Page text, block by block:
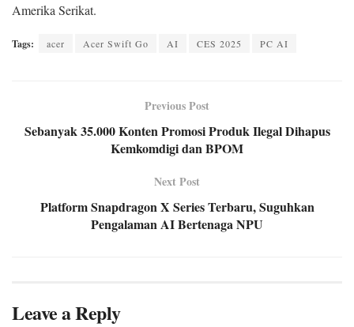
Amerika Serikat.
Tags: acer Acer Swift Go AI CES 2025 PC AI
Previous Post
Sebanyak 35.000 Konten Promosi Produk Ilegal Dihapus
Kemkomdigi dan BPOM
Next Post
Platform Snapdragon X Series Terbaru, Suguhkan
Pengalaman AI Bertenaga NPU
Leave a Reply